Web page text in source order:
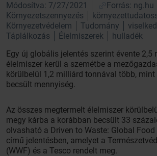
Módosítva: 7/27/2021 Forrás: ng.hu
Környezetszennyezés
Környezetvédelem
Tudomány
Táplálkozás
Élelmiszerek
hulladék
Egy új globális jelentés szerint évente 2,5
élelmiszer kerül a szemétbe a
körülbelül 1,2 milliárd tonnával több, mint
becsült mennyiség.
Az összes megtermelt élelmiszer
megy kárba a korábban becsült 33
olvasható a Driven to Waste: Global
című jelentésben, amelyet a
(WWF) és a Tesco rendelt meg.